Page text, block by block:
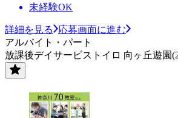
未経験OK
詳細を見る
応募画面に進む
アルバイト・パート
放課後デイサービストイロ 向ヶ丘遊園